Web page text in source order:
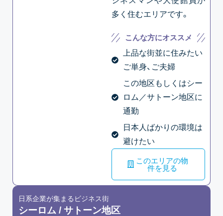
多く住むエリアです。
こんな方にオススメ
上品な街並に住みたい
ご単身、ご夫婦
この地区もしくはシー
ロム／サトーン地区に
通勤
日本人ばかりの環境は
避けたい
このエリアの物
件を見る
日系企業が集まるビジネス街
シーロム / サトーン地区